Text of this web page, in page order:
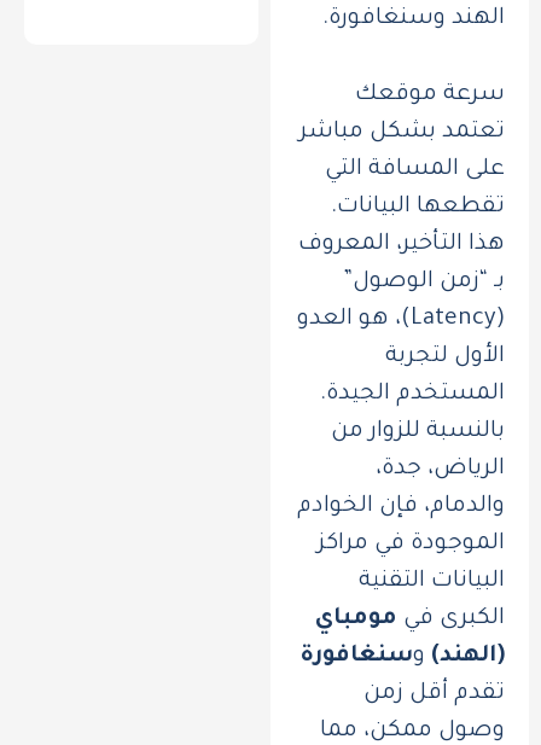
الهند وسنغافورة.
سرعة موقعك
تعتمد بشكل مباشر
على المسافة التي
تقطعها البيانات.
هذا التأخير، المعروف
بـ “زمن الوصول”
(Latency)، هو العدو
الأول لتجربة
المستخدم الجيدة.
بالنسبة للزوار من
الرياض، جدة،
والدمام، فإن الخوادم
الموجودة في مراكز
البيانات التقنية
الكبرى في مومباي
(الهند) وسنغافورة
تقدم أقل زمن
وصول ممكن، مما